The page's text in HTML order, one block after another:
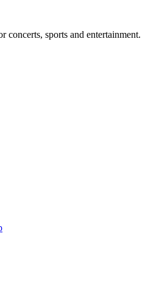
concerts, sports and entertainment.